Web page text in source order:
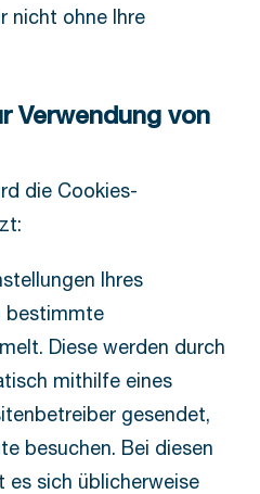
nicht ohne Ihre
Verwendung von
die Cookies-
Ihres
bestimmte
Diese werden durch
mithilfe eines
gesendet,
besuchen. Bei diesen
es sich üblicherweise